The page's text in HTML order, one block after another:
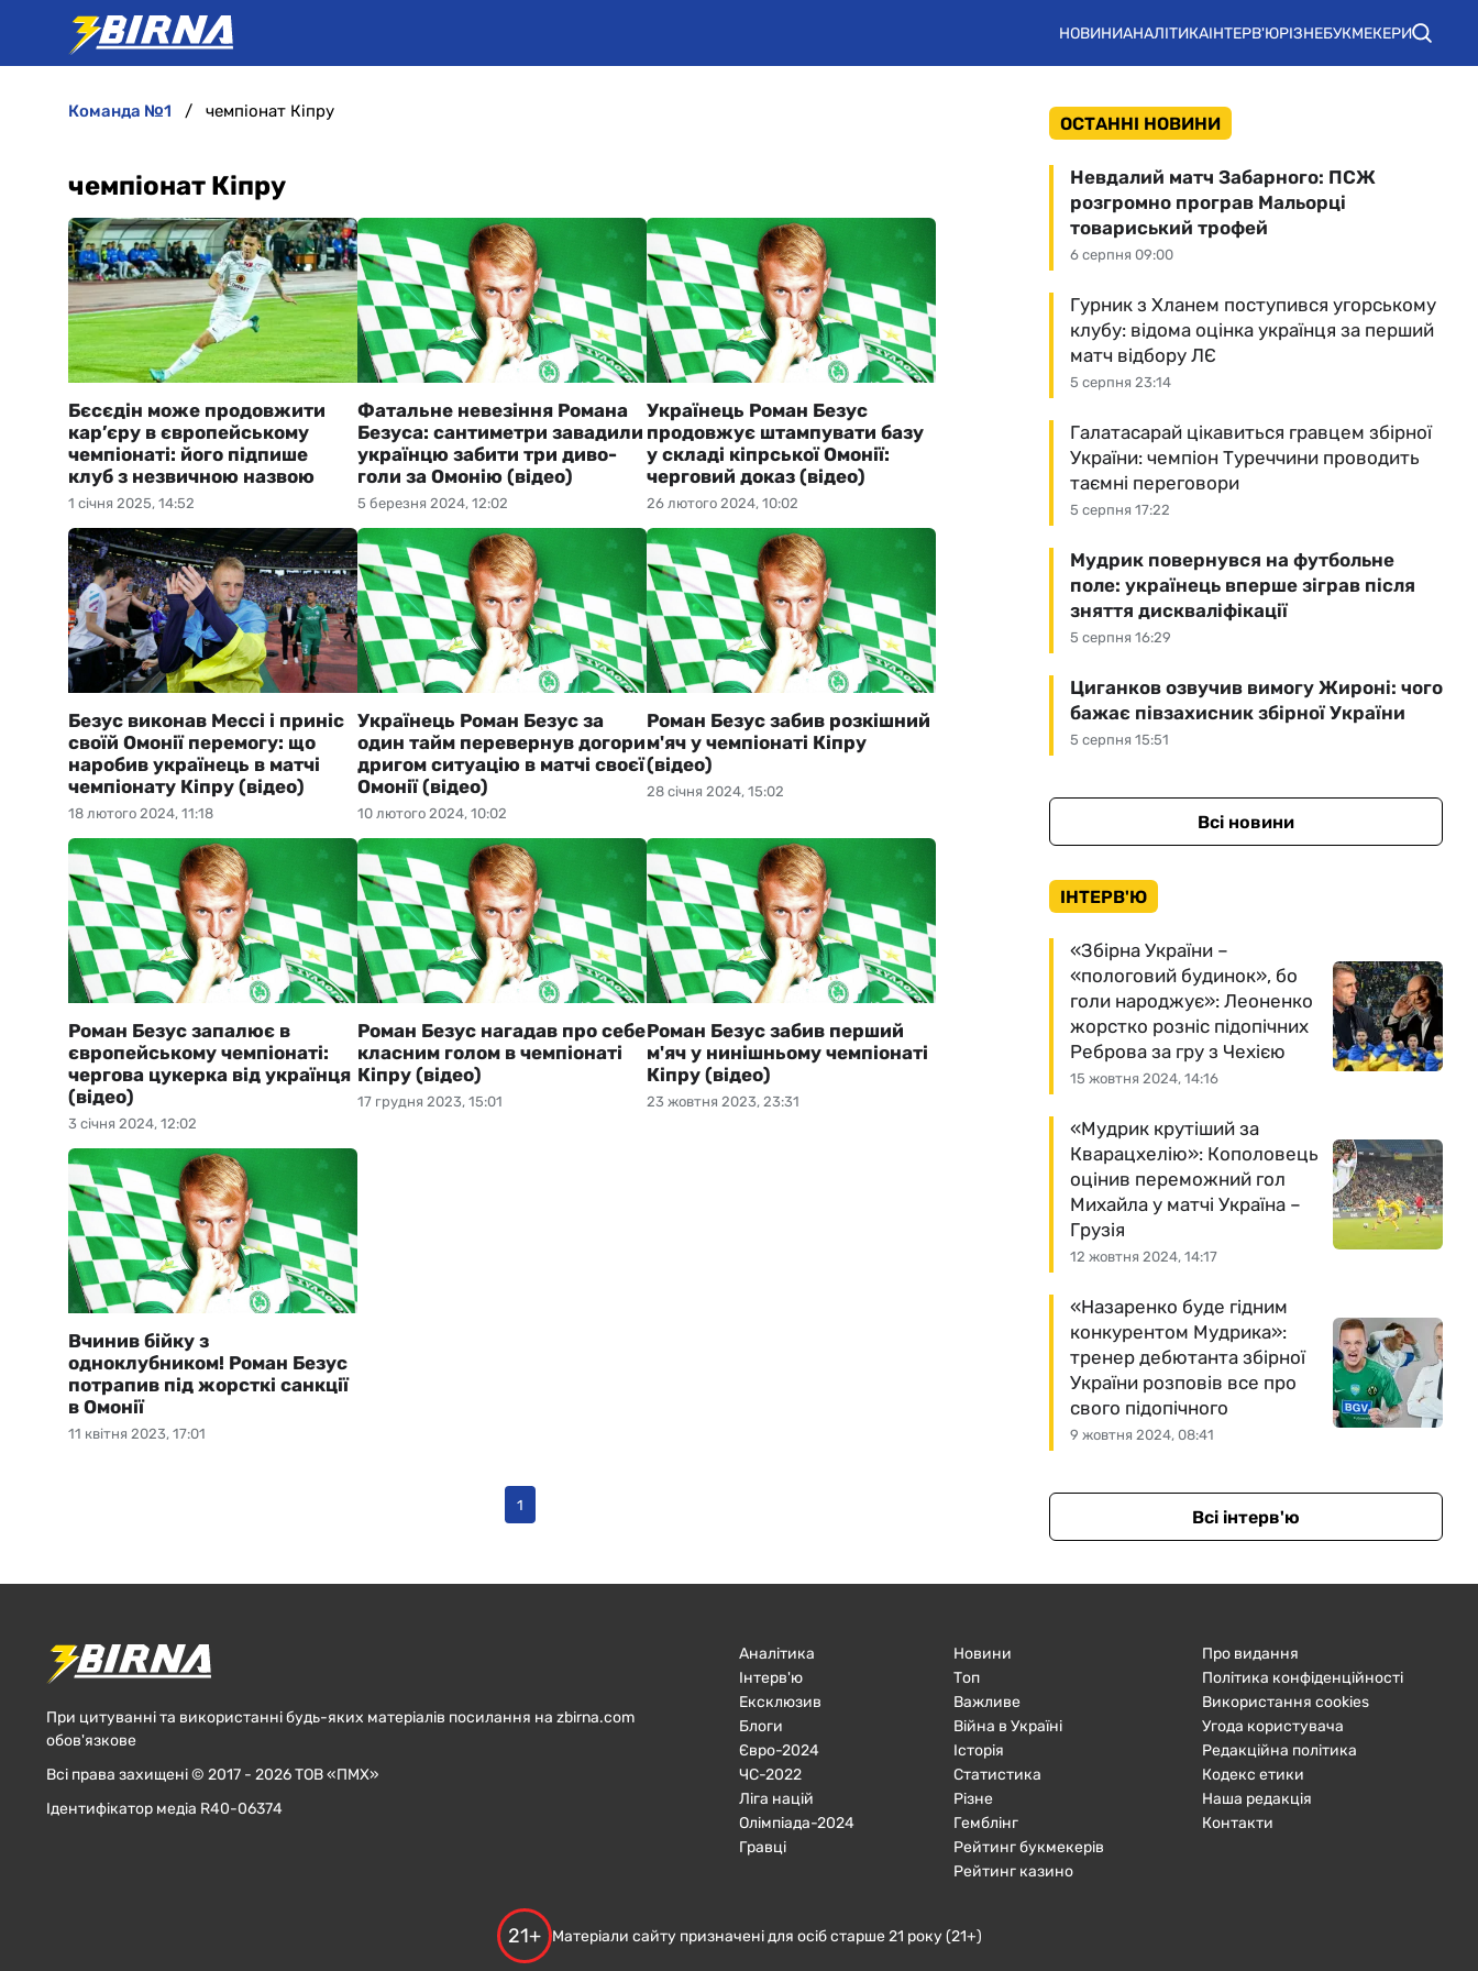
НОВИНИАНАЛІТИКАІНТЕРВ'ЮРІЗНЕБУКМЕКЕРИ
команда №1 чемпіонат Кіпру
чемпіонат Кіпру
1 січня 2025, 14:52
Бєсєдін може продовжити
кар’єру в європейському
чемпіонаті: його підпише
клуб з незвичною назвою
5 березня 2024, 12:02
Фатальне невезіння Романа
Безуса: сантиметри завадили
українцю забити три диво-
голи за Омонію (відео)
26 лютого 2024, 10:02
Українець Роман Безус
продовжує штампувати базу
у складі кіпрської Омонії:
черговий доказ (відео)
18 лютого 2024, 11:18
Безус виконав Мессі і приніс
своїй Омонії перемогу: що
наробив українець в матчі
чемпіонату Кіпру (відео)
10 лютого 2024, 10:02
Українець Роман Безус за
один тайм перевернув догори
дригом ситуацію в матчі своєї
Омонії (відео)
28 січня 2024, 15:02
Роман Безус забив розкішний
м'яч у чемпіонаті Кіпру
(відео)
3 січня 2024, 12:02
Роман Безус запалює в
європейському чемпіонаті:
чергова цукерка від українця
(відео)
17 грудня 2023, 15:01
Роман Безус нагадав про себе
класним голом в чемпіонаті
Кіпру (відео)
23 жовтня 2023, 23:31
Роман Безус забив перший
м'яч у нинішньому чемпіонаті
Кіпру (відео)
11 квітня 2023, 17:01
Вчинив бійку з
одноклубником! Роман Безус
потрапив під жорсткі санкції
в Омонії
1
ОСТАННІ НОВИНИ
6 серпня 09:00
Невдалий матч Забарного: ПСЖ
розгромно програв Мальорці
товариський трофей
5 серпня 23:14
Гурник з Хланем поступився угорському
клубу: відома оцінка українця за перший
матч відбору ЛЄ
5 серпня 17:22
Галатасарай цікавиться гравцем збірної
України: чемпіон Туреччини проводить
таємні переговори
5 серпня 16:29
Мудрик повернувся на футбольне
поле: українець вперше зіграв після
зняття дискваліфікації
5 серпня 15:51
Циганков озвучив вимогу Жироні: чого
бажає півзахисник збірної України
Всі новини
ІНТЕРВ'Ю
15 жовтня 2024, 14:16
«Збірна України –
«пологовий будинок», бо
голи народжує»: Леоненко
жорстко розніс підопічних
Реброва за гру з Чехією
12 жовтня 2024, 14:17
«Мудрик крутіший за
Кварацхелію»: Кополовець
оцінив переможний гол
Михайла у матчі Україна –
Грузія
9 жовтня 2024, 08:41
«Назаренко буде гідним
конкурентом Мудрика»:
тренер дебютанта збірної
України розповів все про
свого підопічного
Всі інтерв'ю
При цитуванні та використанні будь-яких матеріалів посилання на zbirna.com
обов'язкове
Всі права захищені © 2017 - 2026 ТОВ «ПМХ»
Ідентифікатор медіа R40-06374
Аналітика
Інтерв'ю
Ексклюзив
Блоги
Євро-2024
ЧC-2022
Ліга націй
Олімпіада-2024
Гравці
Новини
Топ
Важливе
Війна в Україні
Історія
Статистика
Різне
Гемблінг
Рейтинг букмекерів
Рейтинг казино
Про видання
Політика конфіденційності
Використання cookies
Угода користувача
Редакційна політика
Кодекс етики
Наша редакція
Контакти
21+ Матеріали сайту призначені для осіб старше 21 року (21+)